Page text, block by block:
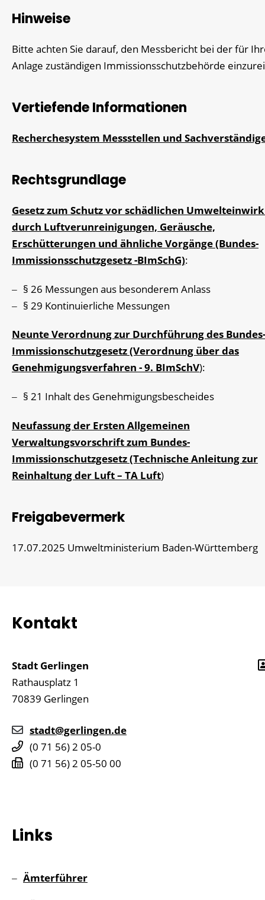
Hinweise
Bitte achten Sie darauf, den Messbericht bei der für
Anlage zuständigen Immissionsschutzbehörde
Vertiefende Informationen
Recherchesystem Messstellen und
Rechtsgrundlage
Gesetz zum Schutz vor schädlichen
durch Luftverunreinigungen, Geräusche,
Erschütterungen und ähnliche Vorgänge (Bundes-
Immissionsschutzgesetz -BImSchG):
§ 26 Messungen aus besonderem Anlass
§ 29 Kontinuierliche Messungen
Neunte Verordnung zur Durchführung des Bundes-
Immissionschutzgesetz (Verordnung über das
Genehmigungsverfahren - 9. BImSchV):
§ 21 Inhalt des Genehmigungsbescheides
Neufassung der Ersten Allgemeinen
Verwaltungsvorschrift zum Bundes-
Immissionschutzgesetz (Technische Anleitung zur
Reinhaltung der Luft – TA Luft)
Freigabevermerk
17.07.2025 Umweltministerium Baden-Württemberg
Kontakt
Stadt Gerlingen
Rathausplatz 1
70839 Gerlingen
stadt@gerlingen.de
(0 71 56) 2 05-0
(0 71 56) 2 05-50 00
Links
Ämterführer